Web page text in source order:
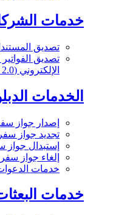
خدمات
تصديق
تصديق
الإلكتروني (eDAS 2.0)
الخدمات
إصدار جواز
تجديد جواز
إستبدال
إلغاء جواز
خدمات
خدمات